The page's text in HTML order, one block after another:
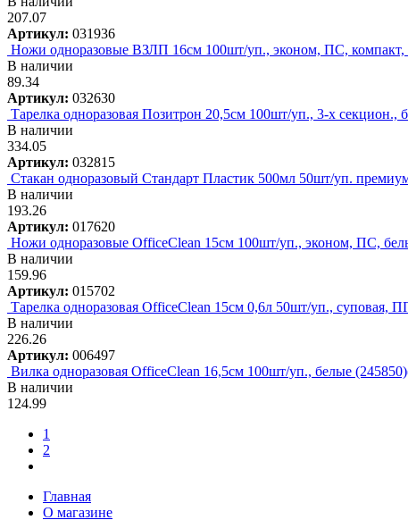
207.07
Артикул: 031936
Ножи одноразовые ВЗЛП 16см 100шт/уп., эконом, ПС, компакт,
В наличии
89.34
Артикул: 032630
Тарелка одноразовая Позитрон 20,5см 100шт/уп., 3-х секцион.,
В наличии
334.05
Артикул: 032815
Стакан одноразовый Стандарт Пластик 500мл 50шт/уп.
В наличии
193.26
Артикул: 017620
Ножи одноразовые OfficeClean 15см 100шт/уп., эконом, ПС,
В наличии
159.96
Артикул: 015702
Тарелка одноразовая OfficeClean 15см 0,6л 50шт/уп., суповая,
В наличии
226.26
Артикул: 006497
Вилка одноразовая OfficeClean 16,5см 100шт/уп., белые
В наличии
124.99
1
2
Главная
О магазине